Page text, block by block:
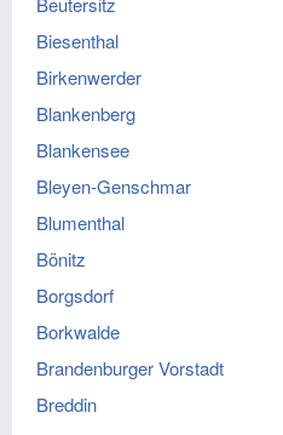
Biesenthal
Birkenwerder
Blankenberg
Blankensee
Bleyen-Genschmar
Blumenthal
Bönitz
Borgsdorf
Borkwalde
Brandenburger Vorstadt
Breddin